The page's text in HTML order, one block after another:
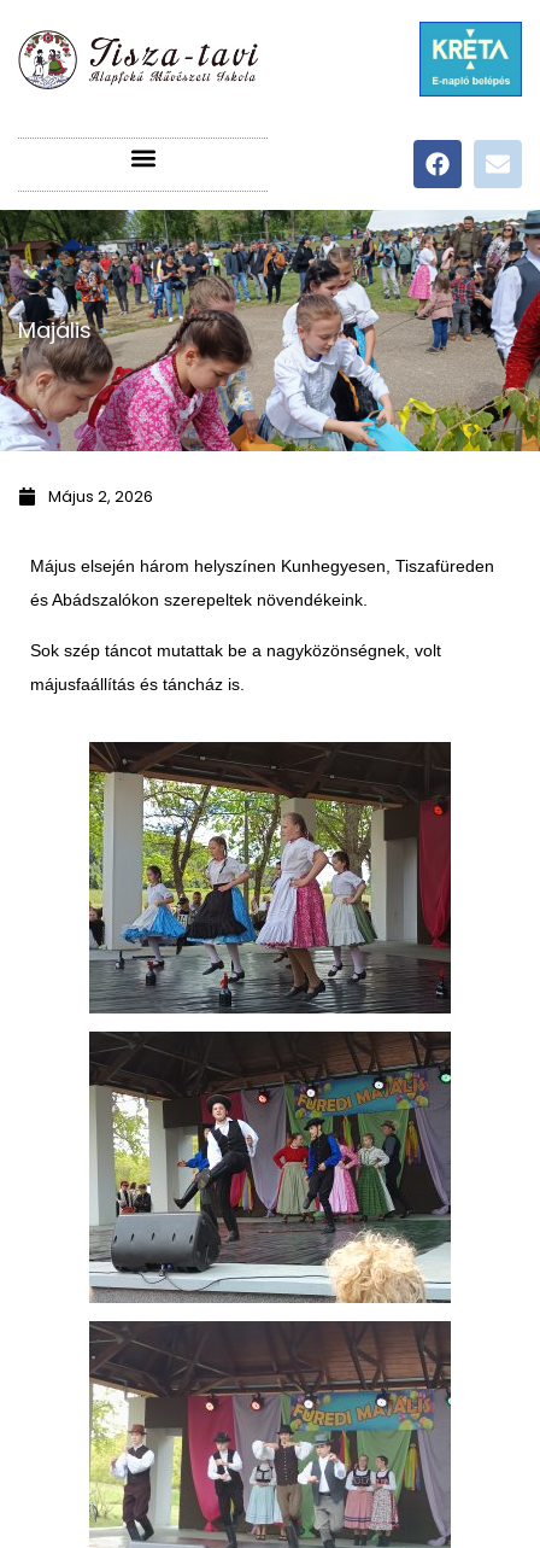
Majális
Május 2, 2026
Május elsején három helyszínen Kunhegyesen, Tiszafüreden
és Abádszalókon szerepeltek növendékeink.
Sok szép táncot mutattak be a nagyközönségnek, volt
májusfaállítás és táncház is.